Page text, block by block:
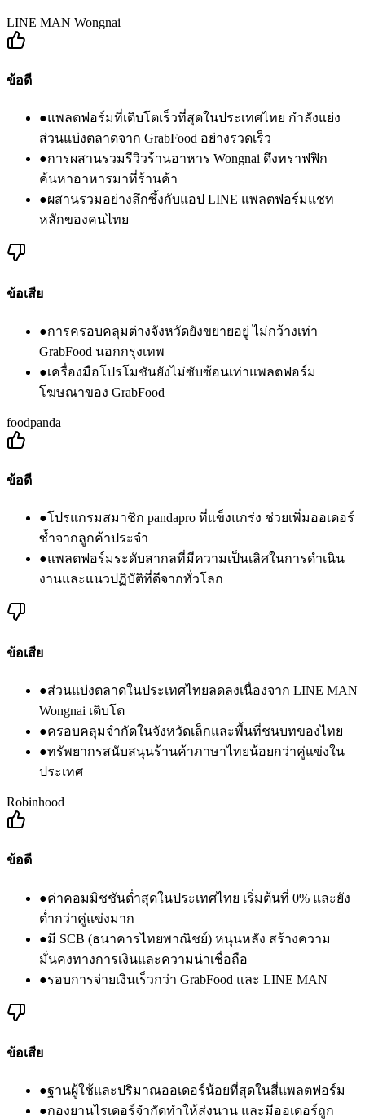
LINE MAN Wongnai
ข้อดี
●แพลตฟอร์มที่เติบโตเร็วที่สุดในประเทศไทย กำลังแย่ง
ส่วนแบ่งตลาดจาก GrabFood อย่างรวดเร็ว
●การผสานรวมรีวิวร้านอาหาร Wongnai ดึงทราฟฟิก
ค้นหาอาหารมาที่ร้านค้า
●ผสานรวมอย่างลึกซึ้งกับแอป LINE แพลตฟอร์มแชท
หลักของคนไทย
ข้อเสีย
●การครอบคลุมต่างจังหวัดยังขยายอยู่ ไม่กว้างเท่า
GrabFood นอกกรุงเทพ
●เครื่องมือโปรโมชันยังไม่ซับซ้อนเท่าแพลตฟอร์ม
โฆษณาของ GrabFood
foodpanda
ข้อดี
●โปรแกรมสมาชิก pandapro ที่แข็งแกร่ง ช่วยเพิ่มออเดอร์
ซ้ำจากลูกค้าประจำ
●แพลตฟอร์มระดับสากลที่มีความเป็นเลิศในการดำเนิน
งานและแนวปฏิบัติที่ดีจากทั่วโลก
ข้อเสีย
●ส่วนแบ่งตลาดในประเทศไทยลดลงเนื่องจาก LINE MAN
Wongnai เติบโต
●ครอบคลุมจำกัดในจังหวัดเล็กและพื้นที่ชนบทของไทย
●ทรัพยากรสนับสนุนร้านค้าภาษาไทยน้อยกว่าคู่แข่งใน
ประเทศ
Robinhood
ข้อดี
●ค่าคอมมิชชันต่ำสุดในประเทศไทย เริ่มต้นที่ 0% และยัง
ต่ำกว่าคู่แข่งมาก
●มี SCB (ธนาคารไทยพาณิชย์) หนุนหลัง สร้างความ
มั่นคงทางการเงินและความน่าเชื่อถือ
●รอบการจ่ายเงินเร็วกว่า GrabFood และ LINE MAN
ข้อเสีย
●ฐานผู้ใช้และปริมาณออเดอร์น้อยที่สุดในสี่แพลตฟอร์ม
●กองยานไรเดอร์จำกัดทำให้ส่งนาน และมีออเดอร์ถูก